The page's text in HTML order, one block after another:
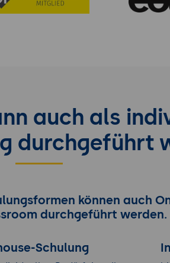
auch als
durchgeführt
können auch
durchgeführt werden.
Schulung